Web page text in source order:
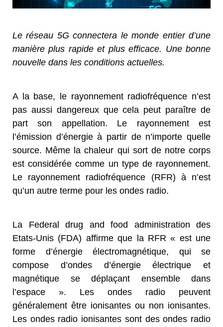
Le réseau 5G connectera le monde entier d’une
manière plus rapide et plus efficace. Une bonne
nouvelle dans les conditions actuelles.
A la base, le rayonnement radiofréquence n’est
pas aussi dangereux que cela peut paraître de
part son appellation. Le rayonnement est
l’émission d’énergie à partir de n’importe quelle
source. Même la chaleur qui sort de notre corps
est considérée comme un type de rayonnement.
Le rayonnement radiofréquence (RFR) à n’est
qu’un autre terme pour les ondes radio.
La Federal drug and food administration des
Etats-Unis (FDA) affirme que la RFR « est une
forme d’énergie électromagnétique, qui se
compose d’ondes d’énergie électrique et
magnétique se déplaçant ensemble dans
l’espace ». Les ondes radio peuvent
généralement être ionisantes ou non ionisantes.
Les ondes radio ionisantes sont des ondes radio